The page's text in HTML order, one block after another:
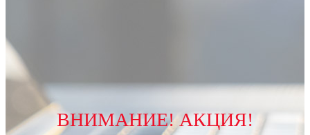
ВНИМАНИЕ! АКЦИЯ!